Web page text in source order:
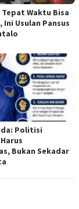
Waktu Bisa
Ini Usulan Pansus
Politisi
Bukan Sekadar